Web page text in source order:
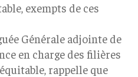
exempts de ces
Générale adjointe de
en charge des filières
rappelle que